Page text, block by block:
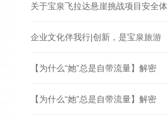
关于宝泉飞拉达悬崖挑战项目安全体
企业文化伴我行|创新，是宝泉旅游
【为什么“她”总是自带流量】解密
【为什么“她”总是自带流量】解密